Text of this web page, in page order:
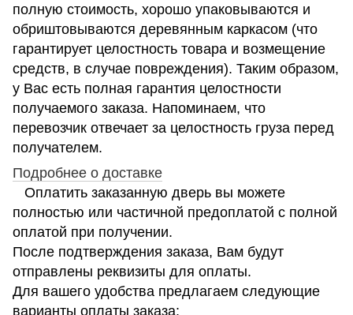
полную стоимость, хорошо упаковываются и
обриштовываются деревянным каркасом (что
гарантирует целостность товара и возмещение
средств, в случае повреждения). Таким образом,
у Вас есть полная гарантия целостности
получаемого заказа. Напоминаем, что
перевозчик отвечает за целостность груза перед
получателем.
Подробнее о доставке
Оплатить заказанную дверь вы можете
полностью или частичной предоплатой с полной
оплатой при получении.
После подтверждения заказа, Вам будут
отправлены реквизиты для оплаты.
Для вашего удобства предлагаем следующие
варианты оплаты заказа: